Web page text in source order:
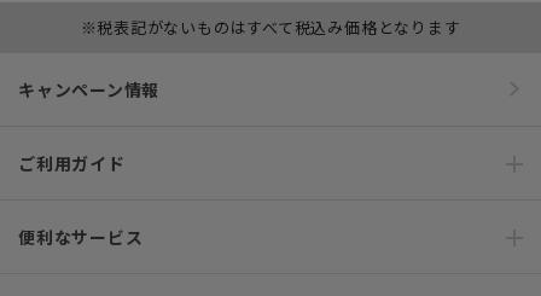
※税表記がないものはすべて税込み価格となります
キャンペーン情報
ご利用ガイド
便利なサービス